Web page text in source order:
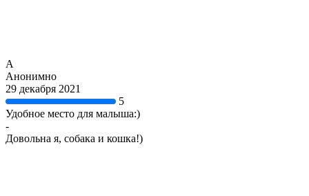
А
Анонимно
29 декабря 2021
5
Удобное место для малыша:)
-
Довольна я, собака и кошка!)